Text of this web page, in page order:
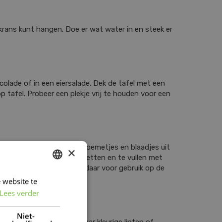
kunt hangen. Doe er wat water in en steek er
of in een eiersalade. Dek de tafel met een
tafel. Probeer een plekje vrij te houden voor een
met stickertjes of bloemetjes en blaadjes uit
in een eierdopje te zetten en te vullen met
zet je dan klaar voor gebruik op de
×
website te
Lees verder
Niet-